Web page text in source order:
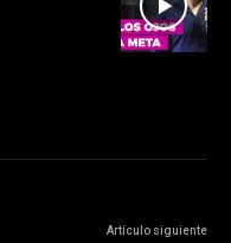
Artículo siguiente